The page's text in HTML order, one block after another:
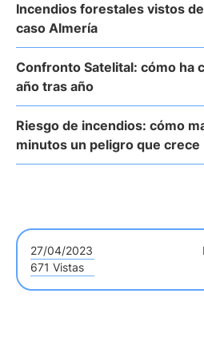
Incendios forestales vistos
caso Almería
Confronto Satelital: cómo ha
año tras año
Riesgo de incendios: cómo
minutos un peligro que crece
27/04/2023
671 Vistas